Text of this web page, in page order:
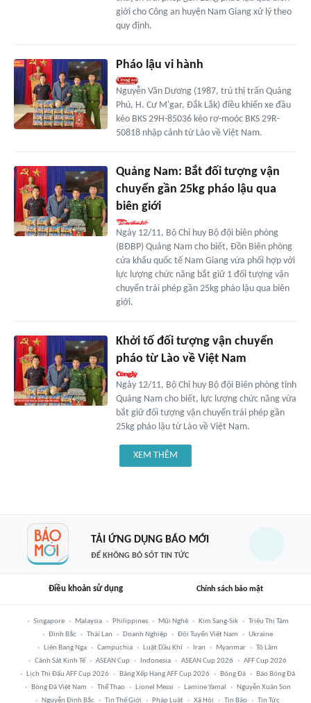
giới cho Công an huyện Nam Giang xử lý theo
quy định.
Pháo lậu vi hành
Nguyễn Văn Dương (1987, trú thị trấn Quảng
Phú, H. Cư M'gar, Đắk Lắk) điều khiển xe đầu
kéo BKS 29H-85036 kéo rơ-moóc BKS 29R-
50818 nhập cảnh từ Lào về Việt Nam.
Quảng Nam: Bắt đối tượng vận
chuyển gần 25kg pháo lậu qua
biên giới
Ngày 12/11, Bộ Chỉ huy Bộ đội biên phòng
(BĐBP) Quảng Nam cho biết, Đồn Biên phòng
cửa khẩu quốc tế Nam Giang vừa phối hợp với
lực lượng chức năng bắt giữ 1 đối tượng vận
chuyển trái phép gần 25kg pháo lậu qua biên
giới.
Khởi tố đối tượng vận chuyển
pháo từ Lào về Việt Nam
Ngày 12/11, Bộ Chỉ huy Bộ đội Biên phòng tỉnh
Quảng Nam cho biết, lực lượng chức năng vừa
bắt giữ đối tượng vận chuyển trái phép gần
25kg pháo lậu từ Lào về Việt Nam.
XEM THÊM
TẢI ỨNG DỤNG BÁO MỚI
ĐỂ KHÔNG BỎ SÓT TIN TỨC
Điều khoản sử dụng Chính sách bảo mật
Singapore Malaysia Philippines Mũi Nghê Kim Sang-Sik
Triệu Thị Tâm
Đình Bắc
Thái Lan Doanh Nghiệp Đội Tuyển Việt Nam
Ukraine
Liên Bang Nga
Campuchia Luật Dầu Khí Iran Myanmar
Tô Lâm
Cảnh Sát Kinh Tế
ASEAN Cup Indonesia ASEAN Cup 2026
AFF Cup 2026
Lịch Thi Đấu AFF Cup 2026
Bảng Xếp Hạng AFF Cup 2026 Bóng Đá
Báo Bóng Đá
Bóng Đá Việt Nam
Thể Thao Lionel Messi Lamine Yamal
Nguyễn Xuân Son
Nguyễn Đình Bắc
Tin Thế Giới Pháp Luật Xã Hội Tin Bão Tin Tức